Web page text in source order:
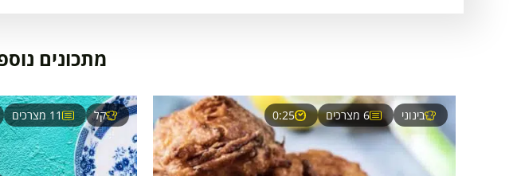
מתכונים
בינוני 6 מצרכים 0:25 קל 11 מצרכים